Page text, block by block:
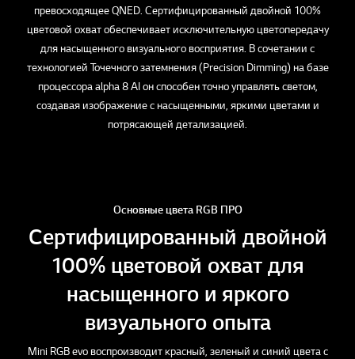
превосходящее QNED. Сертифицированный двойной 100%
цветовой охват обеспечивает исключительную цветопередачу
для насыщенного визуального восприятия. В сочетании с
технологией Точечного затемнения (Precision Dimming) на базе
процессора alpha 8 AI он способен точно управлять светом,
создавая изображение с насыщенными, яркими цветами и
потрясающей детализацией.
Основные цвета RGB ПРО
Сертифицированный двойной
100% цветовой охват для
насыщенного и яркого
визуального опыта
Mini RGB evo воспроизводит красный, зеленый и синий цвета с